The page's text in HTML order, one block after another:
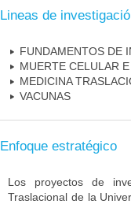
Lineas de
FUNDAMENTOS DE
MUERTE CELULAR
MEDICINA
VACUNAS
Enfoque estratégico
Los proyectos de
Traslacional de la